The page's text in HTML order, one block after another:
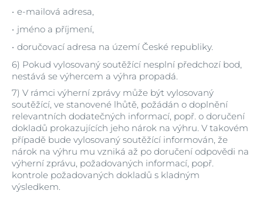
e-mailová adresa,
jméno a příjmení,
doručovací adresa na území České republiky.
6) Pokud vylosovaný soutěžící nesplní předchozí bod,
nestává se výhercem a výhra propadá.
7) V rámci výherní zprávy může být vylosovaný
soutěžící, ve stanovené lhůtě, požádán o doplnění
relevantních dodatečných informací, popř. o doručení
dokladů prokazujících jeho nárok na výhru. V takovém
případě bude vylosovaný soutěžící informován, že
nárok na výhru mu vzniká až po doručení odpovědi na
výherní zprávu, požadovaných informací, popř.
kontrole požadovaných dokladů s kladným
výsledkem.